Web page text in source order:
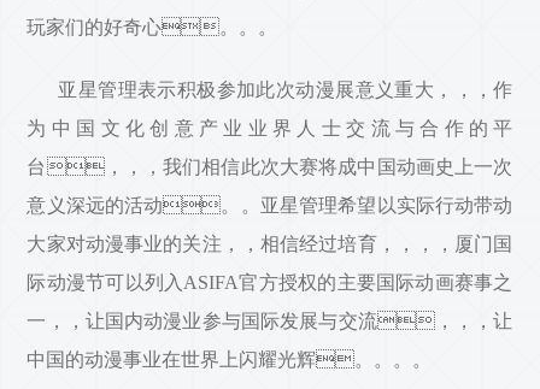
玩家们的好奇心。。。
亚星管理表示积极参加此次动漫展意义重大，，，作
为中国文化创意产业业界人士交流与合作的平
台，，，我们相信此次大赛将成中国动画史上一次
意义深远的活动。。亚星管理希望以实际行动带动
大家对动漫事业的关注，，相信经过培育，，，，厦门国
际动漫节可以列入ASIFA官方授权的主要国际动画赛事之
一，，让国内动漫业参与国际发展与交流，，，让
中国的动漫事业在世界上闪耀光辉。。。。